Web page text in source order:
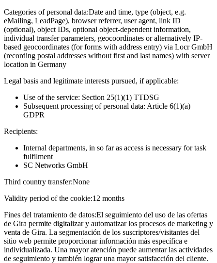
Categories of personal data:Date and time, type (object, e.g.
eMailing, LeadPage), browser referrer, user agent, link ID
(optional), object IDs, optional object-dependent information,
individual transfer parameters, geocoordinates or alternatively IP-
based geocoordinates (for forms with address entry) via Locr GmbH
(recording postal addresses without first and last names) with server
location in Germany
Legal basis and legitimate interests pursued, if applicable:
Use of the service: Section 25(1)(1) TTDSG
Subsequent processing of personal data: Article 6(1)(a)
GDPR
Recipients:
Internal departments, in so far as access is necessary for task
fulfilment
SC Networks GmbH
Third country transfer:None
Validity period of the cookie:12 months
Fines del tratamiento de datos:El seguimiento del uso de las ofertas
de Gira permite digitalizar y automatizar los procesos de marketing y
venta de Gira. La segmentación de los suscriptores/visitantes del
sitio web permite proporcionar información más específica e
individualizada. Una mayor atención puede aumentar las actividades
de seguimiento y también lograr una mayor satisfacción del cliente.